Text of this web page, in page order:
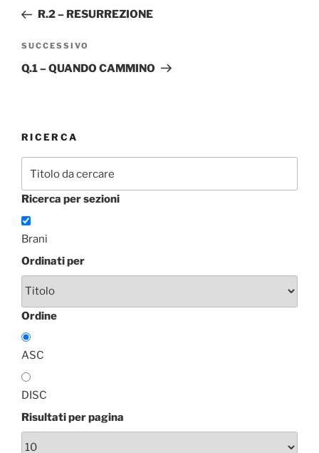
precedente:
R.2 – RESURREZIONE
Articolo
successivo
SUCCESSIVO
Q.1 – QUANDO CAMMINO
RICERCA
Ricerca per sezioni
Brani
Ordinati per
Ordine
ASC
DISC
Risultati per pagina